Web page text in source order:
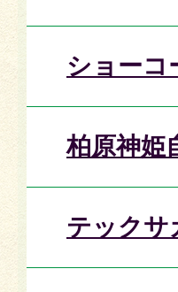
ショーコ
柏原神姫
テックサ